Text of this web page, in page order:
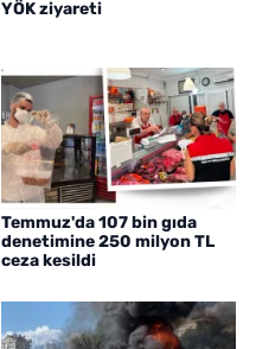
YÖK ziyareti
Temmuz'da 107 bin gıda
denetimine 250 milyon TL
ceza kesildi